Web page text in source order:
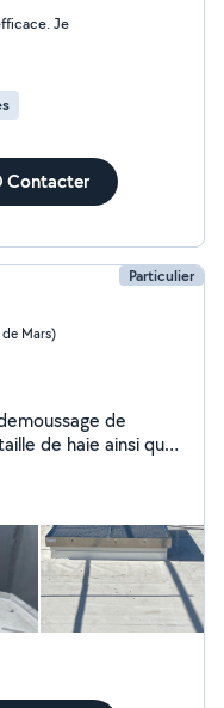
Je
Contacter
Particulier
Mars)